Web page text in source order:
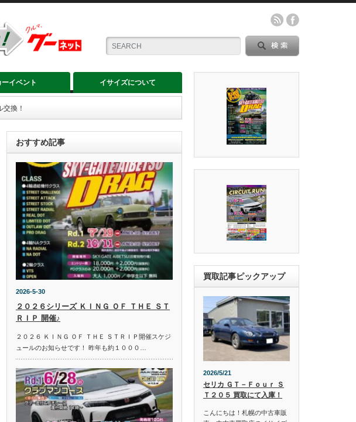
ーイベント イサイズについて
換！
おすすめ記事
2026-5-30
２０２６シリーズ ＫＩＮＧ ＯＦ ＴＨＥ ＳＴ
ＲＩＰ 開催♪
２０２６ ＫＩＮＧ ＯＦ ＴＨＥ ＳＴＲＩＰ開催スケジ
ュールのお知らせです！ 昨年も約１０００…
買取記事ピックアップ
2026/5/21
セリカ ＧＴ－Ｆｏｕｒ Ｓ
Ｔ２０５ 買取にて入庫！
こんにちは！札幌の中古車販